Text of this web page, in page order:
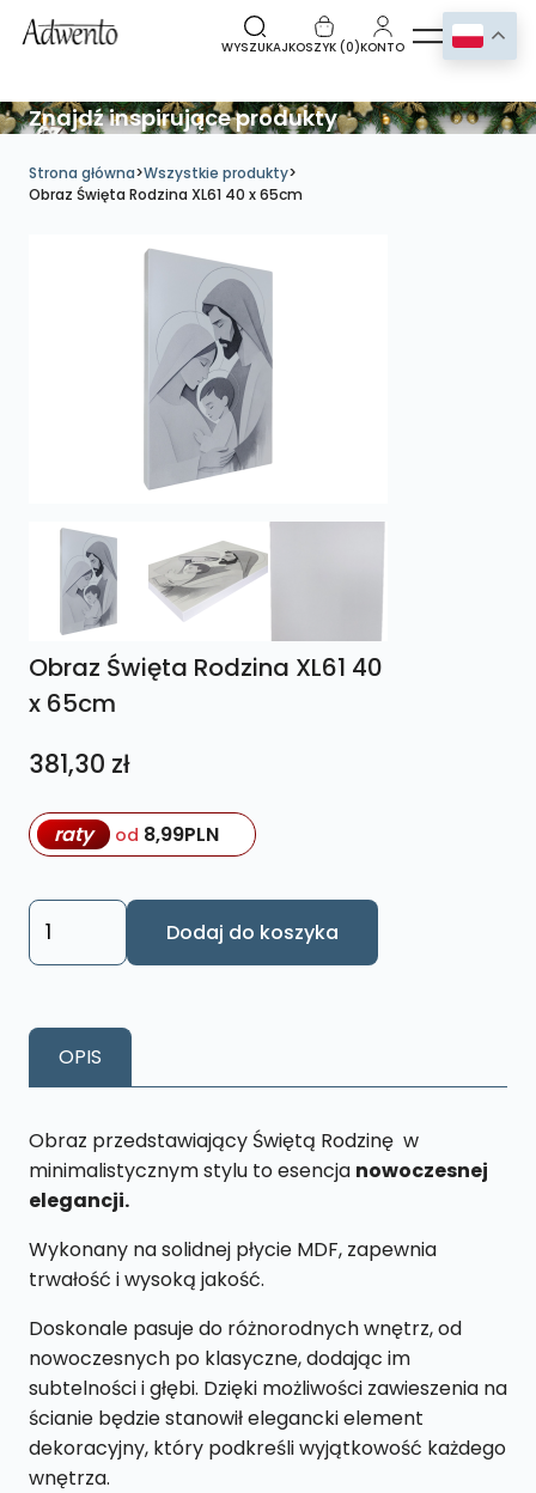
WYSZUKAJKOSZYK (0)KONTO
Znajdź inspirujące produkty
Strona główna>Wszystkie produkty>
Obraz Święta Rodzina XL61 40 x 65cm
Obraz Święta Rodzina XL61 40
x 65cm
381,30 zł
raty od 8,99PLN
ilość
Obraz
XL61
65cm
Dodaj do koszyka
OPIS
Obraz przedstawiający Świętą Rodzinę w
minimalistycznym stylu to esencja nowoczesnej
elegancji.
Wykonany na solidnej płycie MDF, zapewnia
trwałość i wysoką jakość.
Doskonale pasuje do różnorodnych wnętrz, od
nowoczesnych po klasyczne, dodając im
subtelności i głębi. Dzięki możliwości zawieszenia na
ścianie będzie stanowił elegancki element
dekoracyjny, który podkreśli wyjątkowość każdego
wnętrza.